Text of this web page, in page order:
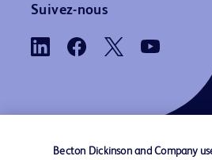
Suivez-nous
Becton Dickinson and Company